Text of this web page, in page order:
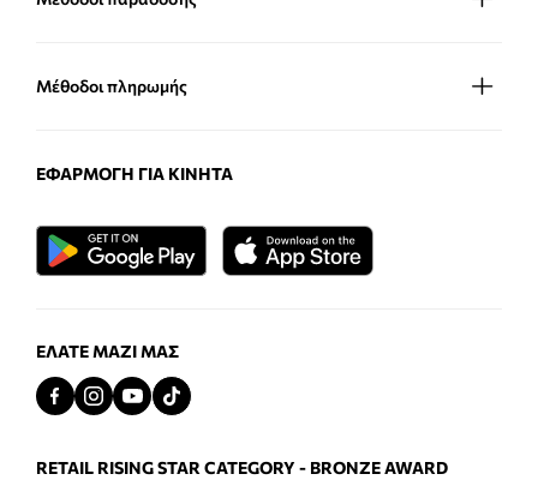
Μέθοδοι πληρωμής
ΕΦΑΡΜΟΓΉ ΓΙΑ ΚΙΝΗΤΆ
ΕΛΆΤΕ ΜΑΖΊ ΜΑΣ
RETAIL RISING STAR CATEGORY - BRONZE AWARD